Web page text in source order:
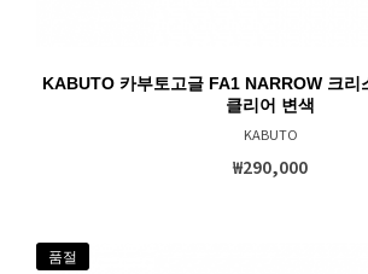
KABUTO 카부토고글 FA1 NARROW 크리
클리어 변색
KABUTO
₩290,000
품절